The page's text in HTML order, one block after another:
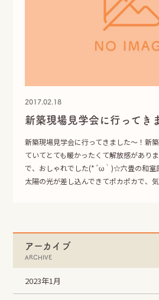
リフォーム実績一覧
新着情報・イベント
お問い合わせ
エア断
自動換気システム 進
電話でのお問い合せ
2017.02.18
新築現場見学会に行ってき
新築現場見学会に行ってきました～！新
ていてとても暖かったくて解放感があり
で、おしゃれでした(*´ω｀)☆六畳の和室
太陽の光が差し込んできてポカポカで、
アーカイブ
ARCHIVE
2023年1月